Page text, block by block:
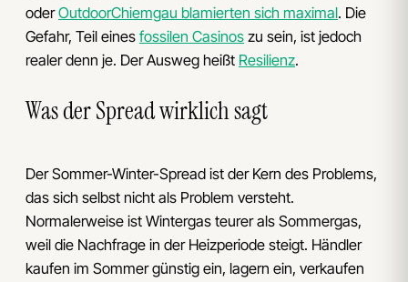
oderOutdoorChiemgau blamierten sich maximal. Die
Gefahr, Teil eines fossilen Casinos zu sein, ist jedoch
realer denn je. Der Ausweg heißt Resilienz.
Was der Spread wirklich sagt
Der Sommer-Winter-Spread ist der Kern des Problems,
das sich selbst nicht als Problem versteht.
Normalerweise ist Wintergas teurer als Sommergas,
weil die Nachfrage in der Heizperiode steigt. Händler
kaufen im Sommer günstig ein, lagern ein, verkaufen